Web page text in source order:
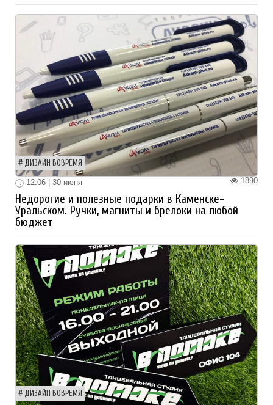
ДИЗАЙН ВОВРЕМЯ
1890
12:06 | 30 июня
Недорогие и полезные подарки в Каменске-
Уральском. Ручки, магниты и брелоки на любой
бюджет
ДИЗАЙН ВОВРЕМЯ